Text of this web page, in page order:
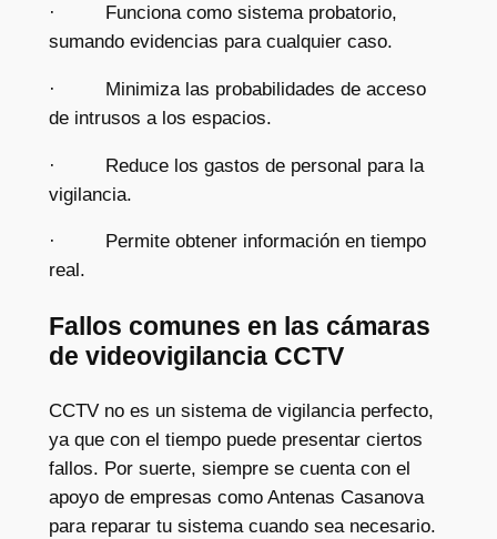
· Funciona como sistema probatorio,
sumando evidencias para cualquier caso.
· Minimiza las probabilidades de acceso
de intrusos a los espacios.
· Reduce los gastos de personal para la
vigilancia.
· Permite obtener información en tiempo
real.
Fallos comunes en las cámaras
de videovigilancia CCTV
CCTV no es un sistema de vigilancia perfecto,
ya que con el tiempo puede presentar ciertos
fallos. Por suerte, siempre se cuenta con el
apoyo de empresas como Antenas Casanova
para reparar tu sistema cuando sea necesario.